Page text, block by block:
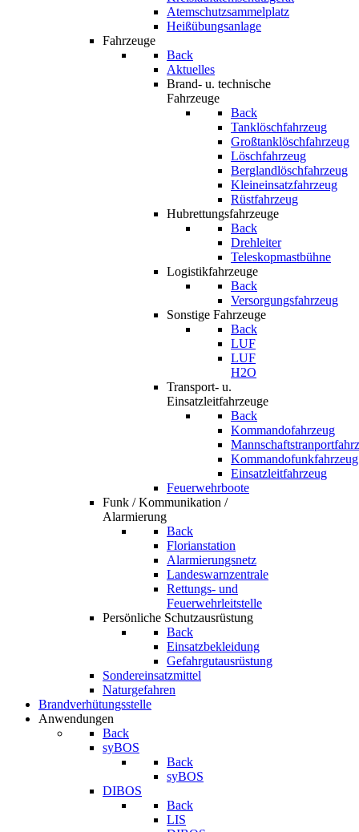
Atemschutzsammelplatz
Heißübungsanlage
Fahrzeuge
Back
Aktuelles
Brand- u. technische
Fahrzeuge
Back
Tanklöschfahrzeug
Großtanklöschfahrzeug
Löschfahrzeug
Berglandlöschfahrzeug
Kleineinsatzfahrzeug
Rüstfahrzeug
Hubrettungsfahrzeuge
Back
Drehleiter
Teleskopmastbühne
Logistikfahrzeuge
Back
Versorgungsfahrzeug
Sonstige Fahrzeuge
Back
LUF
LUF
H2O
Transport- u.
Einsatzleitfahrzeuge
Back
Kommandofahrzeug
Kommandofunkfahrzeug
Einsatzleitfahrzeug
Feuerwehrboote
Funk / Kommunikation /
Alarmierung
Back
Florianstation
Alarmierungsnetz
Landeswarnzentrale
Rettungs- und
Feuerwehrleitstelle
Persönliche Schutzausrüstung
Back
Einsatzbekleidung
Gefahrgutausrüstung
Sondereinsatzmittel
Naturgefahren
Brandverhütungsstelle
Anwendungen
Back
syBOS
Back
syBOS
DIBOS
Back
LIS